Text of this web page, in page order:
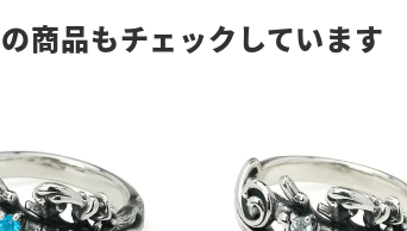
商品もチェックしています